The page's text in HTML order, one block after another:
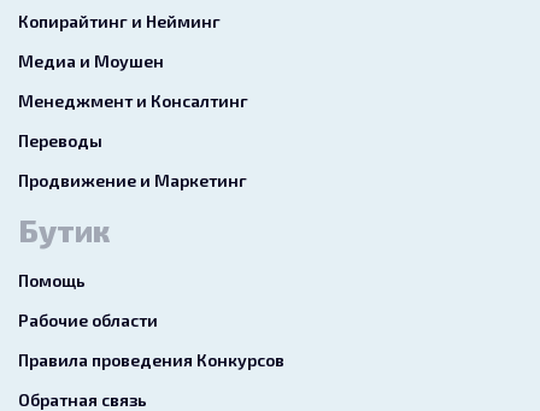
Копирайтинг и Нейминг
Медиа и Моушен
Менеджмент и Консалтинг
Переводы
Продвижение и Маркетинг
Бутик
Помощь
Рабочие области
Правила проведения Конкурсов
Обратная связь